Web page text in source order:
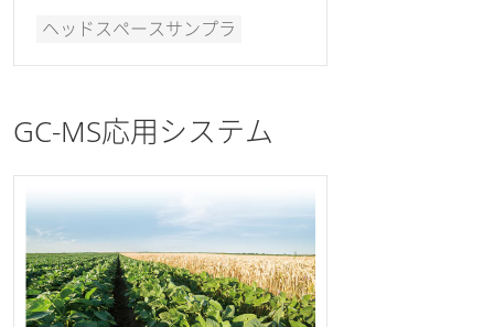
ヘッドスペースサンプラ
GC-MS応用システム